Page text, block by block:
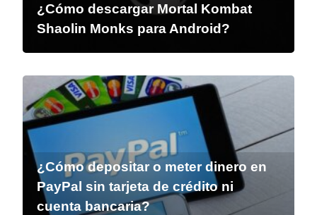
¿Cómo descargar Mortal Kombat
Shaolin Monks para Android?
¿Cómo depositar o meter dinero en
PayPal sin tarjeta de crédito ni
cuenta bancaria?